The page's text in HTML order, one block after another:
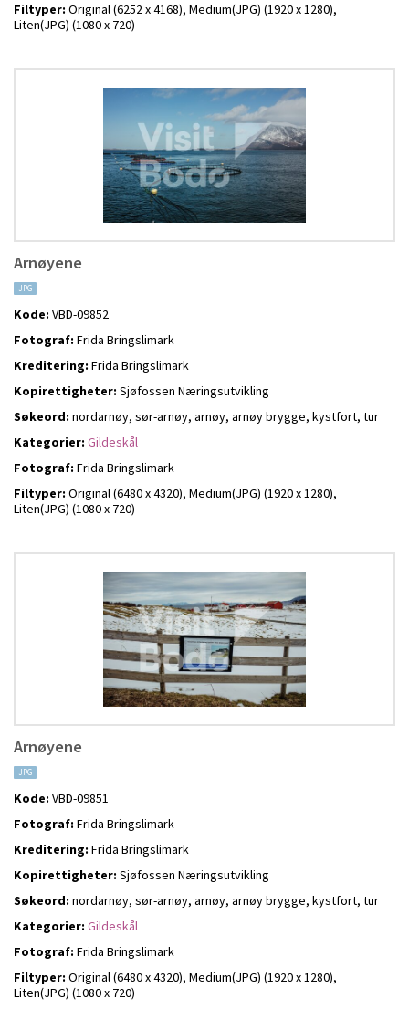
Filtyper: Original (6252 x 4168), Medium(JPG) (1920 x 1280),
Liten(JPG) (1080 x 720)
Arnøyene
JPG
Kode: VBD-09852
Fotograf: Frida Bringslimark
Kreditering: Frida Bringslimark
Kopirettigheter: Sjøfossen Næringsutvikling
Søkeord: nordarnøy, sør-arnøy, arnøy, arnøy brygge, kystfort, tur
Kategorier: Gildeskål
Fotograf: Frida Bringslimark
Filtyper: Original (6480 x 4320), Medium(JPG) (1920 x 1280),
Liten(JPG) (1080 x 720)
Arnøyene
JPG
Kode: VBD-09851
Fotograf: Frida Bringslimark
Kreditering: Frida Bringslimark
Kopirettigheter: Sjøfossen Næringsutvikling
Søkeord: nordarnøy, sør-arnøy, arnøy, arnøy brygge, kystfort, tur
Kategorier: Gildeskål
Fotograf: Frida Bringslimark
Filtyper: Original (6480 x 4320), Medium(JPG) (1920 x 1280),
Liten(JPG) (1080 x 720)